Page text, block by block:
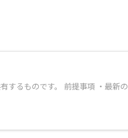
するものです。 前提事項 ・最新の